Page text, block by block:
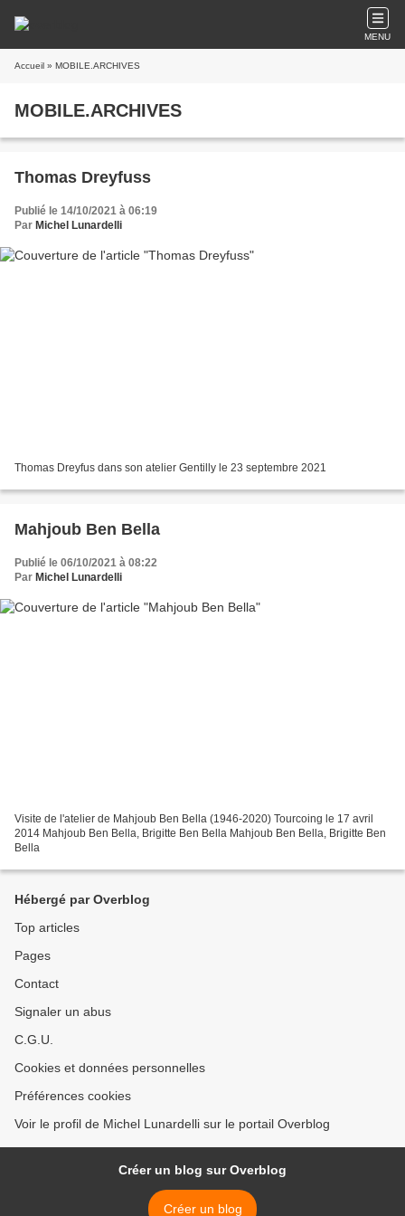
MENU
Accueil » MOBILE.ARCHIVES
MOBILE.ARCHIVES
Thomas Dreyfuss
Publié le 14/10/2021 à 06:19
Par Michel Lunardelli
Thomas Dreyfus dans son atelier Gentilly le 23 septembre 2021
Mahjoub Ben Bella
Publié le 06/10/2021 à 08:22
Par Michel Lunardelli
Visite de l'atelier de Mahjoub Ben Bella (1946-2020) Tourcoing le 17 avril
2014 Mahjoub Ben Bella, Brigitte Ben Bella Mahjoub Ben Bella, Brigitte Ben
Bella
Hébergé par Overblog
Top articles
Pages
Contact
Signaler un abus
C.G.U.
Cookies et données personnelles
Préférences cookies
Voir le profil de Michel Lunardelli sur le portail Overblog
Créer un blog sur Overblog
Créer un blog